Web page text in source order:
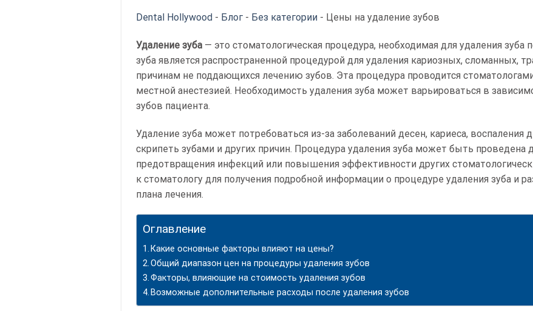
Dental Hollywood- Блог- Без категории- Цены на удаление зубов
Удаление зуба— это стоматологическая процедура, необходимая для удаления зуба
зуба является распространенной процедурой для удаления кариозных, сломанных,
причинам не поддающихся лечению зубов. Эта процедура проводится
местной анестезией. Необходимость удаления зуба может варьироваться в
зубов пациента.
Удаление зуба может потребоваться из-за заболеваний десен, кариеса, воспаления
скрипеть зубами и других причин. Процедура удаления зуба может быть проведена
предотвращения инфекций или повышения эффективности других
к стоматологу для получения подробной информации о процедуре удаления зуба и
плана лечения.
Оглавление
Какие основные факторы влияют на цены?
Общий диапазон цен на процедуры удаления зубов
Факторы, влияющие на стоимость удаления зубов
Возможные дополнительные расходы после удаления зубов